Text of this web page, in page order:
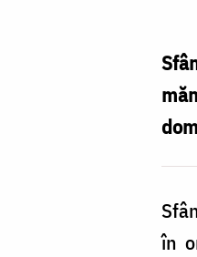
Constantinopolului
în